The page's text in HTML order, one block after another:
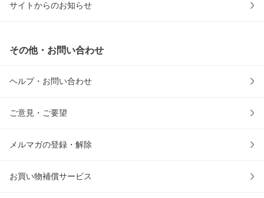
サイトからのお知らせ
その他・お問い合わせ
ヘルプ・お問い合わせ
ご意見・ご要望
メルマガの登録・解除
お買い物補償サービス